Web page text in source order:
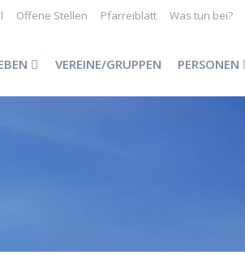
Offene Stellen Pfarreiblatt Was tun bei?
VEREINE/GRUPPEN PERSONEN